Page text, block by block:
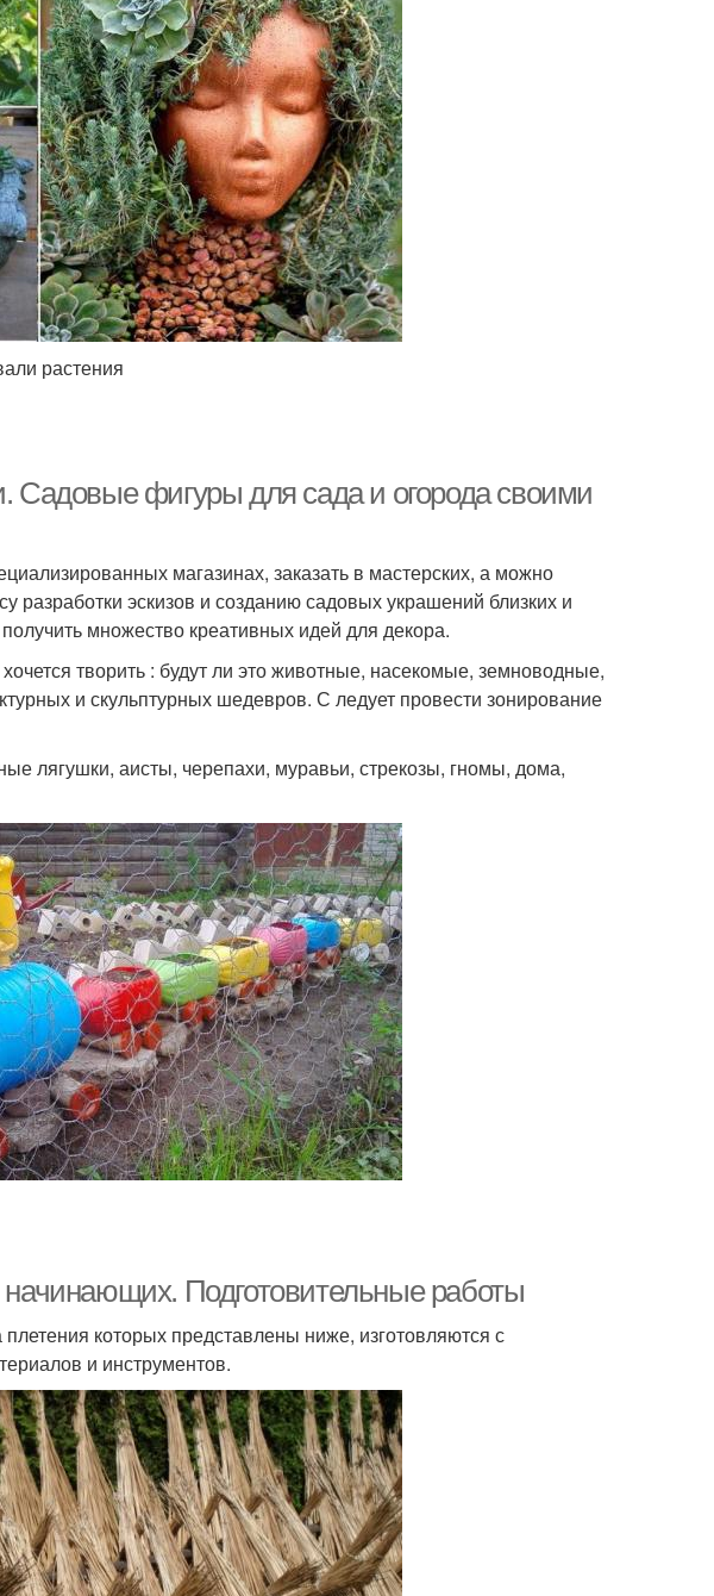
растения
Садовые фигуры для сада и огорода своими
магазинах, заказать в мастерских, а можно
разработки эскизов и созданию садовых украшений близких и
множество креативных идей для декора.
творить : будут ли это животные, насекомые, земноводные,
и скульптурных шедевров. С ледует провести зонирование
лягушки, аисты, черепахи, муравьи, стрекозы, гномы, дома,
Подготовительные работы
которых представлены ниже, изготовляются с
и инструментов.